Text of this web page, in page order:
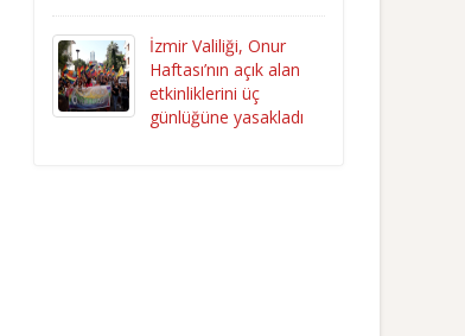
İzmir Valiliği, Onur
Haftası’nın açık alan
etkinliklerini üç
günlüğüne yasakladı